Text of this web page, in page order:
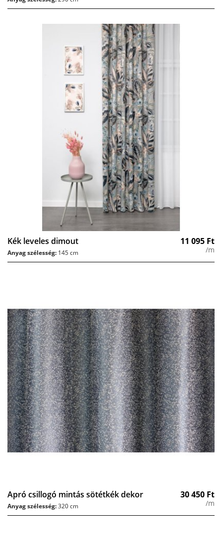
Kék leveles dimout 11 095 Ft
/m
Anyag szélesség: 145 cm
Apró csillogó mintás sötétkék dekor 30 450 Ft
/m
Anyag szélesség:320 cm